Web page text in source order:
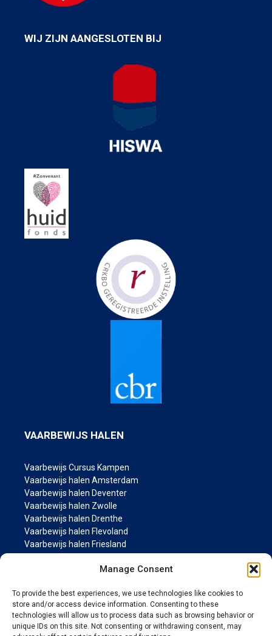
Manage Consent
To provide the best experiences, we use technologies like cookies to
store and/or access device information. Consenting to these
technologies will allow us to process data such as browsing behavior or
unique IDs on this site. Not consenting or withdrawing consent, may
WIJ ZIJN AANGESLOTEN BIJ
VAARBEWIJS HALEN
Vaarbewijs Cursus Kampen
Vaarbewijs halen Amsterdam
Vaarbewijs halen Deventer
Vaarbewijs halen Zwolle
Vaarbewijs halen Drenthe
Vaarbewijs halen Flevoland
Vaarbewijs halen Friesland
Vaarbewijs halen Gelderland
Vaarbewijs halen Noord-Brabant
Vaarbewijs halen Noord Holland
Vaarbewijs halen Overijssel
Vaarbewijs halen Utrecht